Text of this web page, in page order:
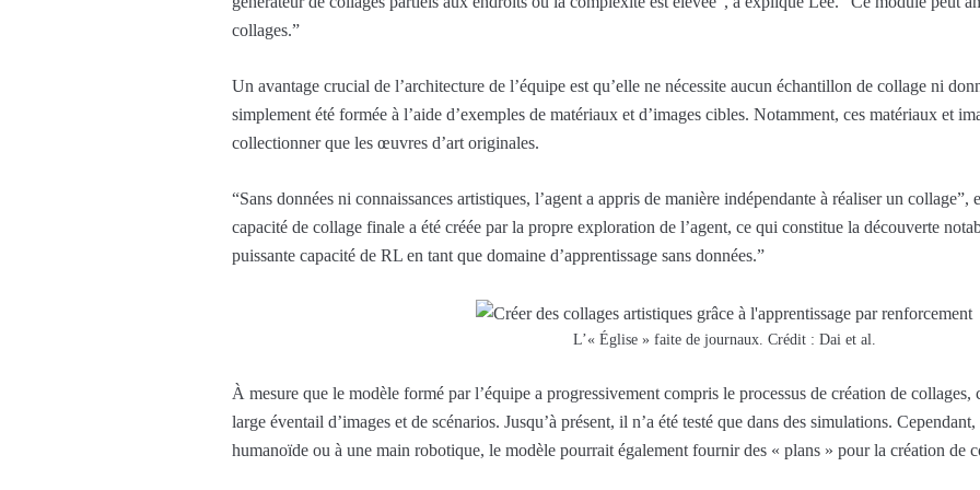
collages.”
Un avantage crucial de l’architecture de l’équipe est qu’elle ne nécessite aucun échantillon de collage ni
simplement été formée à l’aide d’exemples de matériaux et d’images cibles. Notamment, ces matériaux et
collectionner que les œuvres d’art originales.
“Sans données ni connaissances artistiques, l’agent a appris de manière indépendante à réaliser un collage”,
capacité de collage finale a été créée par la propre exploration de l’agent, ce qui constitue la découverte
puissante capacité de RL en tant que domaine d’apprentissage sans données.”
L’« Église » faite de journaux. Crédit : Dai et al.
À mesure que le modèle formé par l’équipe a progressivement compris le processus de création de collages,
large éventail d’images et de scénarios. Jusqu’à présent, il n’a été testé que dans des simulations.
humanoïde ou à une main robotique, le modèle pourrait également fournir des « plans » pour la création de